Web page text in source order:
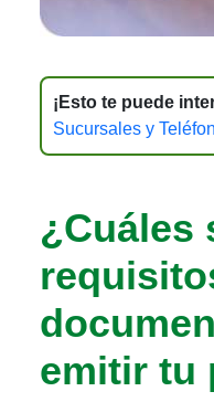
¡Esto te puede
Sucursales y
¿Cuáles
emitir tu